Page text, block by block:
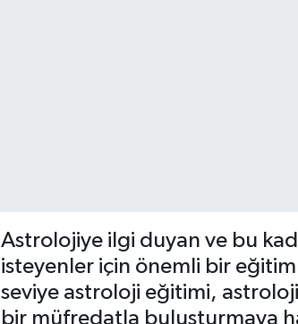
Astrolojiye ilgi duyan ve bu
isteyenler için önemli bir
seviye astroloji eğitimi,
bir müfredatla buluşturmaya